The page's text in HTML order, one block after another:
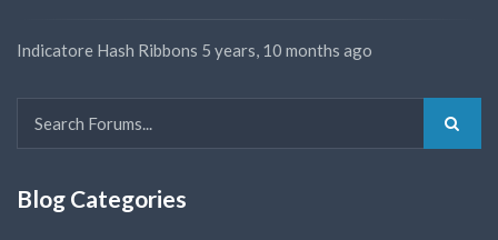
Indicatore Hash Ribbons 5 years, 10 months ago
Blog Categories